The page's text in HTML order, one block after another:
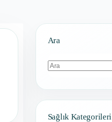
Ara
bulunamadı
Sağlık Kategorileri